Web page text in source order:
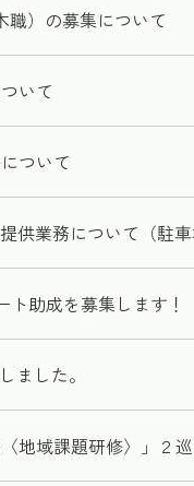
職）の募集について
いて
ついて
供業務について（駐車
助成を募集します！
ました。
地域課題研修〉」２巡